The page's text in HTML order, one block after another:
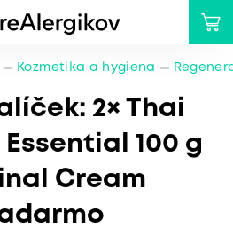
Kozmetika a hygiena
2× Thai
100 g
Cream